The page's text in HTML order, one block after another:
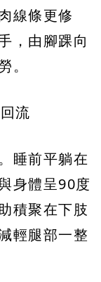
線條更修
，由腳踝向
。
流
睡前平躺在
身體呈90度
積聚在下肢
輕腿部一整